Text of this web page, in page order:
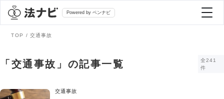
Powered by ベンナビ
全て
弁護士を探す
TOP 交通事故
「交通事故」の記事一覧
全241
件
交通事故